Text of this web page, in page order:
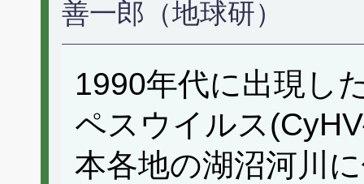
善一郎（地球研）
1990年代に出現し
ペスウイルス
本各地の湖沼河川